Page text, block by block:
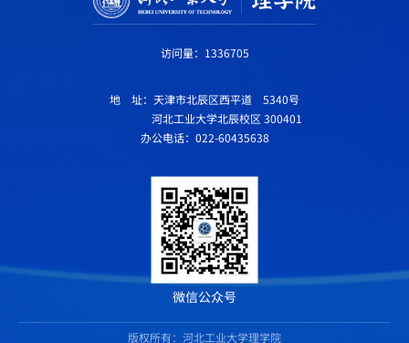
访问量： 1336705
地 址：天津市北辰区西平道 5340号
河北工业大学北辰校区 300401
办公电话：022-60435638
微信公众号
版权所有：河北工业大学理学院